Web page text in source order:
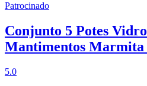
Patrocinado
Conjunto 5 Potes
Mantimentos Marmita
5.0